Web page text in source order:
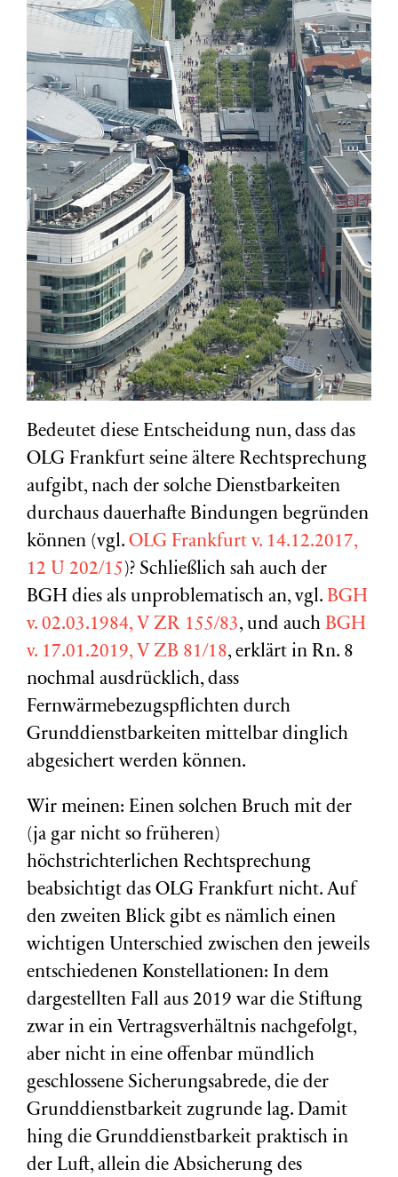
Bedeutet diese Entscheidung nun, dass das
OLG Frankfurt seine ältere Rechtsprechung
aufgibt, nach der solche Dienstbarkeiten
durchaus dauerhafte Bindungen begründen
können (vgl. OLG Frankfurt v. 14.12.2017,
12 U 202/15)? Schließlich sah auch der
BGH dies als unproblematisch an, vgl. BGH
v. 02.03.1984, V ZR 155/83, und auch BGH
v. 17.01.2019, V ZB 81/18, erklärt in Rn. 8
nochmal ausdrücklich, dass
Fernwärmebezugspflichten durch
Grunddienstbarkeiten mittelbar dinglich
abgesichert werden können.
Wir meinen: Einen solchen Bruch mit der
(ja gar nicht so früheren)
höchstrichterlichen Rechtsprechung
beabsichtigt das OLG Frankfurt nicht. Auf
den zweiten Blick gibt es nämlich einen
wichtigen Unterschied zwischen den jeweils
entschiedenen Konstellationen: In dem
dargestellten Fall aus 2019 war die Stiftung
zwar in ein Vertragsverhältnis nachgefolgt,
aber nicht in eine offenbar mündlich
geschlossene Sicherungsabrede, die der
Grunddienstbarkeit zugrunde lag. Damit
hing die Grunddienstbarkeit praktisch in
der Luft, allein die Absicherung des